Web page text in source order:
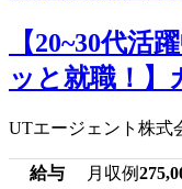
【20~30代活
ッと就職！】
UTエージェント株式
給与 月収例